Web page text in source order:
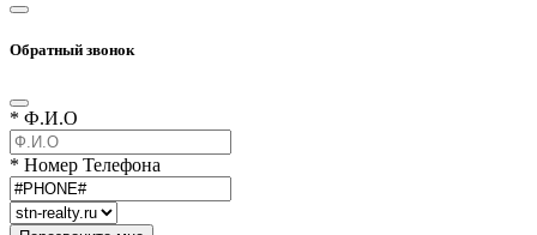
Обратный звонок
* Ф.И.О
* Номер Телефона